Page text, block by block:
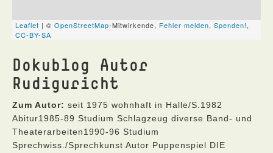
Dokublog Autor
Rudiguricht
Zum Autor: seit 1975 wohnhaft in Halle/S.1982
Abitur1985-89 Studium Schlagzeug diverse Band- und
Theaterarbeiten1990-96 Studium
Sprechwiss./Sprechkunst Autor Puppenspiel DIE